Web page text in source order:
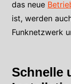
das neue
ist, werden
Funknetzwerk
Schnelle